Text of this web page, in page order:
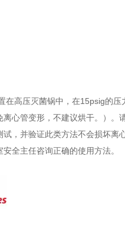
在高压灭菌锅中，在15psig的
心管变形，不建议烘干。）。
，并验证此类方法不会损坏
全主任咨询正确的使用方法。